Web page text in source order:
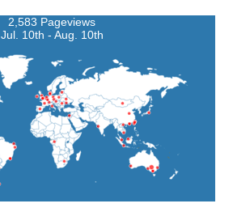
2,583 Pageviews
Jul. 10th - Aug. 10th